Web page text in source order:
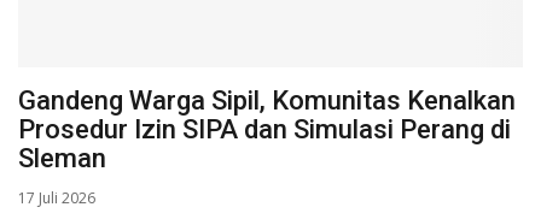
Gandeng Warga Sipil, Komunitas Kenalkan
Prosedur Izin SIPA dan Simulasi Perang di
Sleman
17 Juli 2026